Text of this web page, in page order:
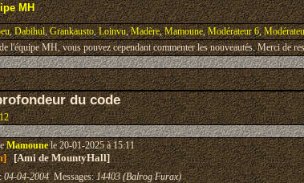
MH
,Dabihul,Grankausto,Loinvu,Madère,Mamoune,Modérateur 6,
l'équipe MH, vous pouvez cependant commenter les nouveautés. Merci de
du code
12
Mamounele 20-01-2025 à 15:11
[Ami de MountyHall]
04-04-2004Messages:14403 (Balrog Furax)